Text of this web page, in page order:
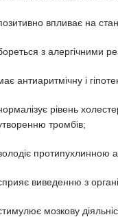
впливає на
з алергічними
антиаритмічну і
рівень
тромбів;
протипухлинною
виведенню з
мозкову